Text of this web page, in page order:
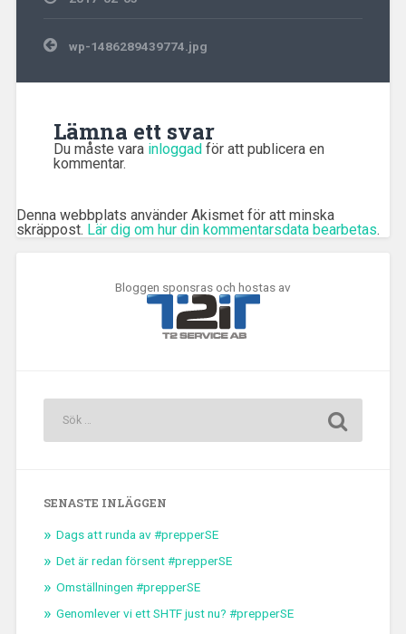
Inläggsnavigering
wp-1486289439774.jpg
Lämna ett svar
Du måste vara inloggad för att publicera en
kommentar.
Denna webbplats använder Akismet för att minska
skräppost. Lär dig om hur din kommentarsdata bearbetas.
Bloggen sponsras och hostas av
SENASTE INLÄGGEN
Dags att runda av #prepperSE
Det är redan försent #prepperSE
Omställningen #prepperSE
Genomlever vi ett SHTF just nu? #prepperSE